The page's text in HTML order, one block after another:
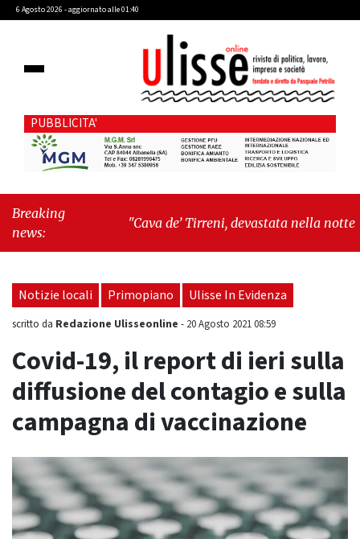
6 Agosto 2026 - aggiornato alle 01:40
PUBBLICITA'
Breaking
news:
"Cava de’ Tirreni, devastata nella notte la
fragilità sociali e pressioni economiche"
Notizie locali Primopiano Ulisse In Evidenza
scritto da Redazione Ulisseonline - 20 Agosto 2021 08:59
Covid-19, il report di ieri sulla
diffusione del contagio e sulla
campagna di vaccinazione